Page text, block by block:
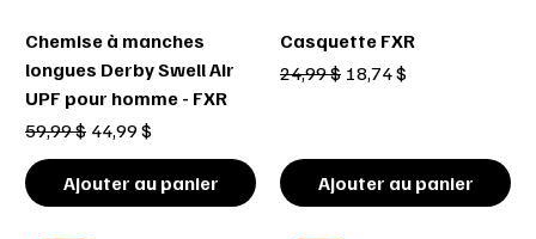
Chemise à manches
longues Derby Swell Air
UPF pour homme - FXR
Prix original
59,99 $ Prix promotionnel
44,99 $
Ajouter au panier
Casquette FXR
Prix original
24,99 $ Prix promotionnel
18,74 $
Ajouter au panier